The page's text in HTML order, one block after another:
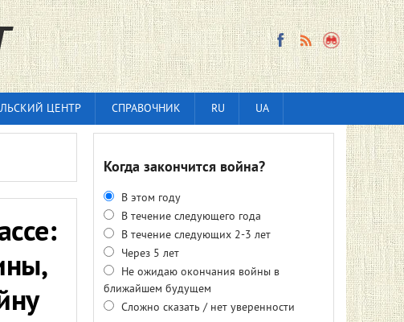
ЦЕНТР СПРАВОЧНИК RU UA
Когда закончится война?
В этом году
В течение следующего года
В течение следующих 2-3 лет
Через 5 лет
Не ожидаю окончания войны в
ближайшем будущем
Сложно сказать / нет уверенности